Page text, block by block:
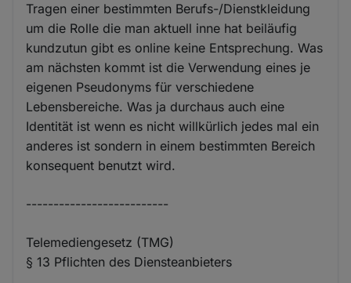
Tragen einer bestimmten Berufs-/Dienstkleidung
um die Rolle die man aktuell inne hat beiläufig
kundzutun gibt es online keine Entsprechung. Was
am nächsten kommt ist die Verwendung eines je
eigenen Pseudonyms für verschiedene
Lebensbereiche. Was ja durchaus auch eine
Identität ist wenn es nicht willkürlich jedes mal ein
anderes ist sondern in einem bestimmten Bereich
konsequent benutzt wird.
--------------------------
Telemediengesetz (TMG)
§ 13 Pflichten des Diensteanbieters